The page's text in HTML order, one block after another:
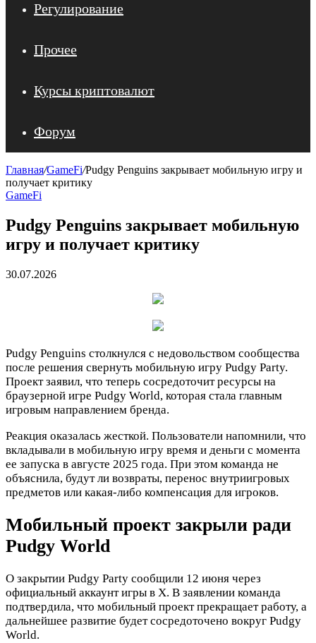
Регулирование
Прочее
Курсы криптовалют
Форум
Главная/GameFi/Pudgy Penguins закрывает мобильную игру и
получает критику
GameFi
Pudgy Penguins закрывает мобильную
игру и получает критику
30.07.2026
Pudgy Penguins столкнулся с недовольством сообщества
после решения свернуть мобильную игру Pudgy Party.
Проект заявил, что теперь сосредоточит ресурсы на
браузерной игре Pudgy World, которая стала главным
игровым направлением бренда.
Реакция оказалась жесткой. Пользователи напомнили, что
вкладывали в мобильную игру время и деньги с момента
ее запуска в августе 2025 года. При этом команда не
объяснила, будут ли возвраты, перенос внутриигровых
предметов или какая-либо компенсация для игроков.
Мобильный проект закрыли ради
Pudgy World
О закрытии Pudgy Party сообщили 12 июня через
официальный аккаунт игры в X. В заявлении команда
подтвердила, что мобильный проект прекращает работу, а
дальнейшее развитие будет сосредоточено вокруг Pudgy
World.